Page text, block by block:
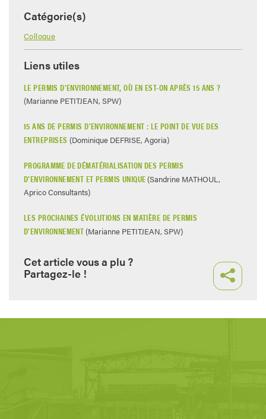
Catégorie(s)
Colloque
Liens utiles
LE PERMIS D’ENVIRONNEMENT, OÙ EN EST-ON APRÈS 15 ANS ?
(Marianne PETITJEAN, SPW)
15 ANS DE PERMIS D’ENVIRONNEMENT : LE POINT DE VUE DES
ENTREPRISES (Dominique DEFRISE, Agoria)
PROGRAMME DE DÉMATÉRIALISATION DES PERMIS
D’ENVIRONNEMENT ET PERMIS UNIQUE(Sandrine MATHOUL,
Aprico Consultants)
LES PROCHAINES ÉVOLUTIONS EN MATIÈRE DE PERMIS
D’ENVIRONNEMENT(Marianne PETITJEAN, SPW)
Cet article vous a plu ?
Partagez-le !